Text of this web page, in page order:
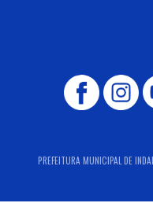
PREFEITURA MUNICIPAL DE